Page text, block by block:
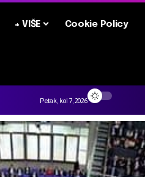
+ VIŠE Cookie Policy
Petak, kol 7, 2026